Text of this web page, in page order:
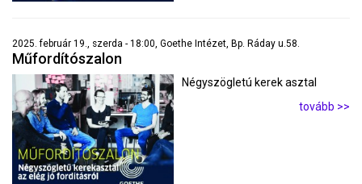
2025. február 19., szerda - 18:00, Goethe Intézet, Bp. Ráday u.58.
Műfordítószalon
Négyszögletú kerek asztal
tovább >>